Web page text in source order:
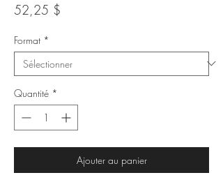
52,25 $
Format *
Quantité *
Ajouter au panier